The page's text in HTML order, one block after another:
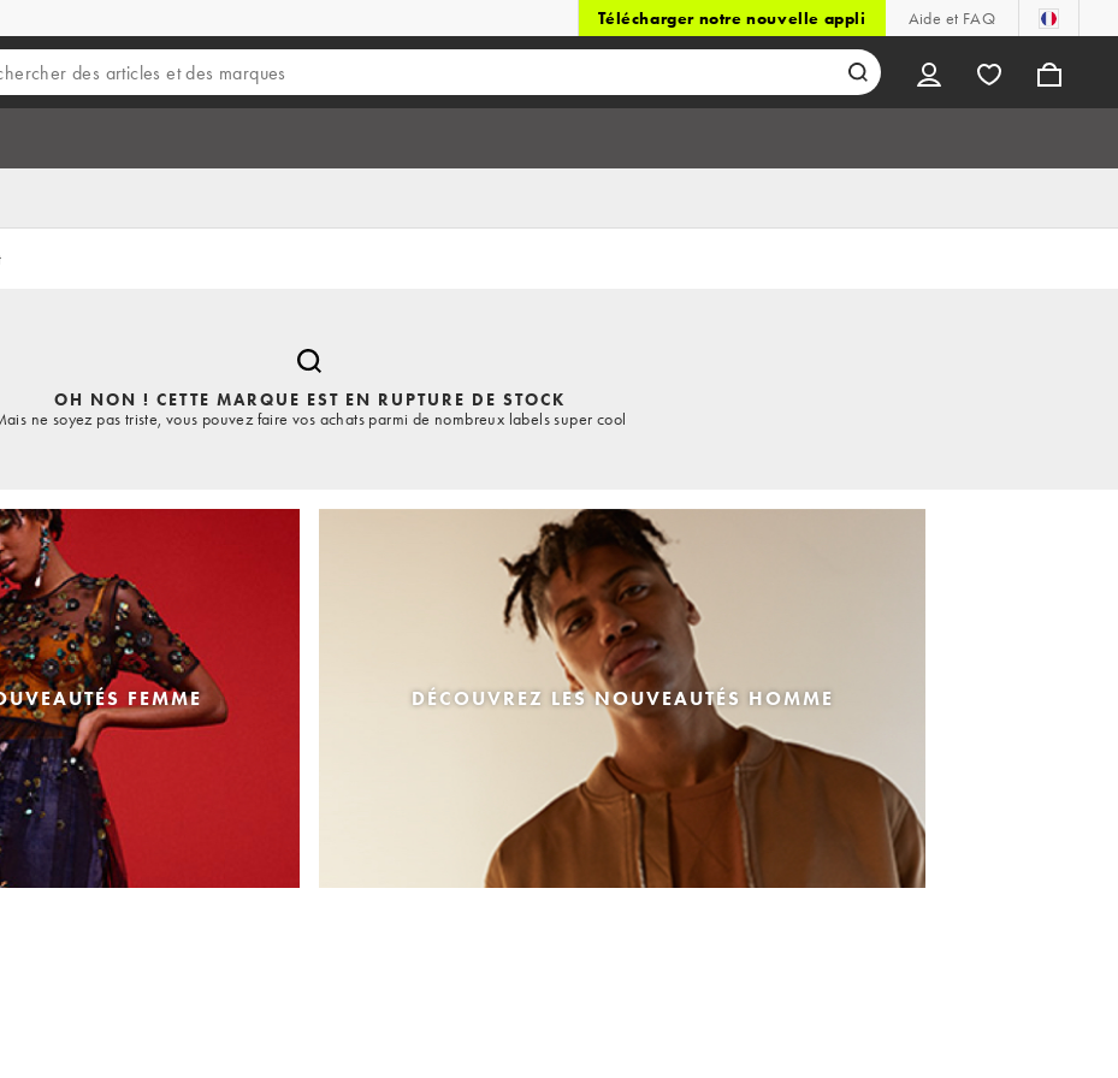
Télécharger notre nouvelle appli Aide et FAQ
OH NON ! CETTE MARQUE EST EN RUPTURE DE STOCK
ne soyez pas triste, vous pouvez faire vos achats parmi de nombreux labels super cool
FEMME DÉCOUVREZ LES NOUVEAUTÉS HOMME